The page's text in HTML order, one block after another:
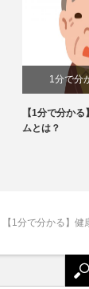
1分で分
【1分で分か
ムとは？
【1分で分かる】